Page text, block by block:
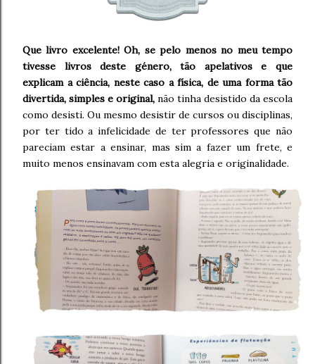
Que livro excelente! Oh, se pelo menos no meu tempo
tivesse livros deste género, tão apelativos e que
explicam a ciência, neste caso a física, de uma forma tão
divertida, simples e original, não tinha desistido da escola
como desisti. Ou mesmo desistir de cursos ou disciplinas,
por ter tido a infelicidade de ter professores que não
pareciam estar a ensinar, mas sim a fazer um frete, e
muito menos ensinavam com esta alegria e originalidade.